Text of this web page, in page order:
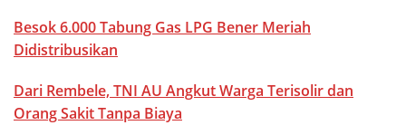
Besok 6.000 Tabung Gas LPG Bener Meriah
Didistribusikan
Dari Rembele, TNI AU Angkut Warga Terisolir dan
Orang Sakit Tanpa Biaya